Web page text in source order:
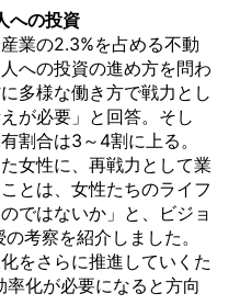
への投資
業の2.3%を占める不動
への投資の進め方を問わ
多様な働き方で戦力とし
が必要」と回答。そし
割合は3～4割に上る。
女性に、再戦力として業
とは、女性たちのライフ
ではないか」と、ビジョ
考察を紹介しました。
をさらに推進していくた
化が必要になると方向